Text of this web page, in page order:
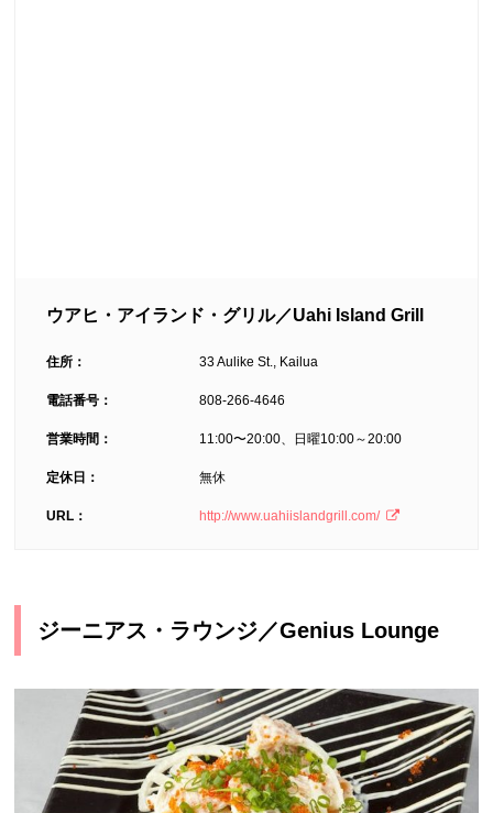
ウアヒ・アイランド・グリル／Uahi Island Grill
住所： 33 Aulike St., Kailua
電話番号： 808-266-4646
営業時間： 11:00〜20:00、日曜10:00～20:00
定休日： 無休
URL： http://www.uahiislandgrill.com/
ジーニアス・ラウンジ／Genius Lounge